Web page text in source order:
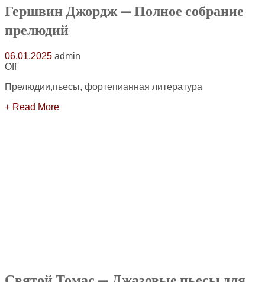
Гершвин Джордж — Полное собрание
прелюдий
06.01.2025 admin
Off
Прелюдии,пьесы, фортепианная литература
+ Read More